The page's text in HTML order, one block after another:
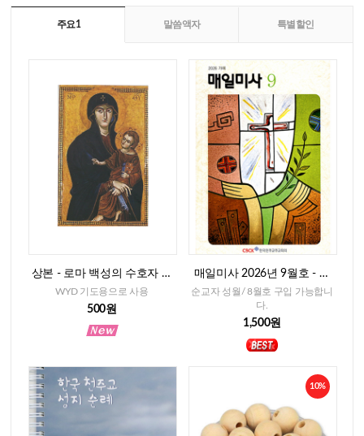
주요1 말씀액자 특별할인
상본 - 로마 백성의 수호자 성
모님, 2매
WYD 기도용으로 사용
500원
매일미사 2026년 9월호 - 일
반판
순교자 성월/ 8월호 구입 가능합니
다.
1,500원
10%